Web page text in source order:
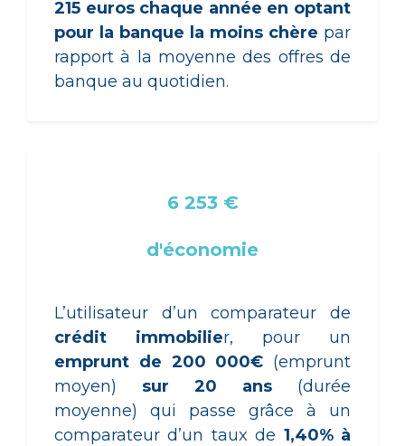
215 euros chaque année en optant
pour la banque la moins chère par
rapport à la moyenne des offres de
banque au quotidien.
6 253 €
d'économie
L’utilisateur d’un comparateur de
crédit immobilier, pour un
emprunt de 200 000€ (emprunt
moyen) sur 20 ans (durée
moyenne) qui passe grâce à un
comparateur d’un taux de 1,40% à